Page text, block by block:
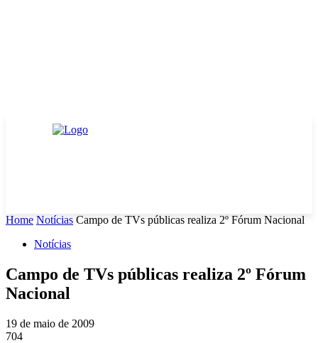
Home Notícias Campo de TVs públicas realiza 2º Fórum Nacional
Notícias
Campo de TVs públicas realiza 2º Fórum
Nacional
19 de maio de 2009
704